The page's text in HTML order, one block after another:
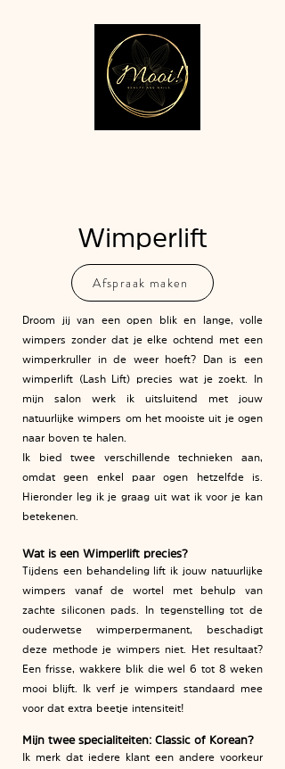
Wimperlift
Afspraak maken
Droom jij van een open blik en lange, volle
wimpers zonder dat je elke ochtend met een
wimperkruller in de weer hoeft? Dan is een
wimperlift (Lash Lift) precies wat je zoekt. In
mijn salon werk ik uitsluitend met jouw
natuurlijke wimpers om het mooiste uit je ogen
naar boven te halen.
Ik bied twee verschillende technieken aan,
omdat geen enkel paar ogen hetzelfde is.
Hieronder leg ik je graag uit wat ik voor je kan
betekenen.
Wat is een Wimperlift precies?
Tijdens een behandeling lift ik jouw natuurlijke
wimpers vanaf de wortel met behulp van
zachte siliconen pads. In tegenstelling tot de
ouderwetse wimperpermanent, beschadigt
deze methode je wimpers niet. Het resultaat?
Een frisse, wakkere blik die wel 6 tot 8 weken
mooi blijft. Ik verf je wimpers standaard mee
voor dat extra beetje intensiteit!
Mijn twee specialiteiten: Classic of Korean?
Ik merk dat iedere klant een andere voorkeur